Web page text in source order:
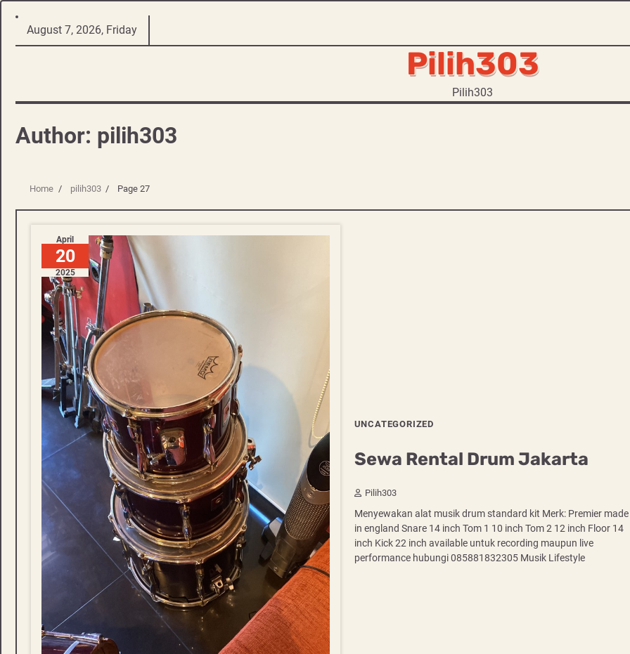
Skip
August 7, 2026, Friday
Pilih303
Pilih303
Author: pilih303
Home pilih303 Page 27
April
20
2025
UNCATEGORIZED
Sewa Rental Drum Jakarta
Pilih303
Menyewakan alat musik drum standard kit Merk: Premier made
in england Snare 14 inch Tom 1 10 inch Tom 2 12 inch Floor 14
inch Kick 22 inch available untuk recording maupun live
performance hubungi 085881832305 Musik Lifestyle